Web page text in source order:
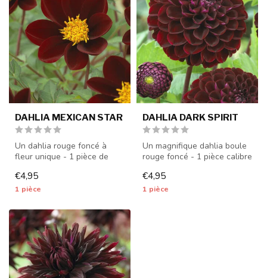
DAHLIA MEXICAN STAR
Un dahlia rouge foncé à
fleur unique - 1 pièce de
...
€4,95
1 pièce
DAHLIA DARK SPIRIT
Un magnifique dahlia boule
rouge foncé - 1 pièce calibre
€4,95
1 pièce